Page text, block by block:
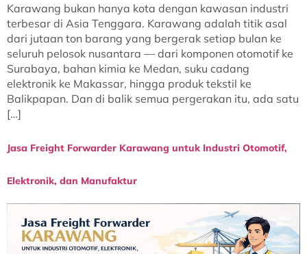
Karawang bukan hanya kota dengan kawasan industri
terbesar di Asia Tenggara. Karawang adalah titik asal
dari jutaan ton barang yang bergerak setiap bulan ke
seluruh pelosok nusantara — dari komponen otomotif ke
Surabaya, bahan kimia ke Medan, suku cadang
elektronik ke Makassar, hingga produk tekstil ke
Balikpapan. Dan di balik semua pergerakan itu, ada satu
[…]
Jasa Freight Forwarder Karawang untuk Industri Otomotif,
Elektronik, dan Manufaktur